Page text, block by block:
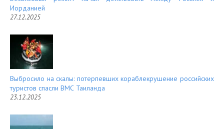
Иорданией
27.12.2025
Выбросило на скалы: потерпевших кораблекрушение российских
туристов спасли ВМС Таиланда
23.12.2025